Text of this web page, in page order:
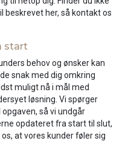
beskrevet her, så kontakt os
start
behov og ønsker kan
snak med dig omkring
muligt nå i mål med
løsning. Vi spørger
så vi undgår
opdateret fra start til slut,
at vores kunder føler sig